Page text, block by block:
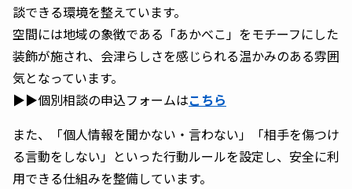
談できる環境を整えています。
空間には地域の象徴である「あかべこ」をモチーフにした
装飾が施され、会津らしさを感じられる温かみのある雰囲
気となっています。
▶▶個別相談の申込フォームはこちら
また、「個人情報を聞かない・言わない」「相手を傷つけ
る言動をしない」といった行動ルールを設定し、安全に利
用できる仕組みを整備しています。